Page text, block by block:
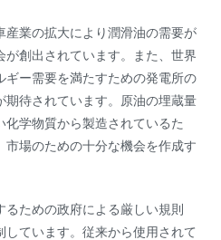
産業の拡大により潤滑油の需要が
創出されています。また、世界
ー需要を満たすための発電所の
待されています。原油の埋蔵量
学物質から製造されているた
場のための十分な機会を作成す
ための政府による厳しい規則
ています。従来から使用されて